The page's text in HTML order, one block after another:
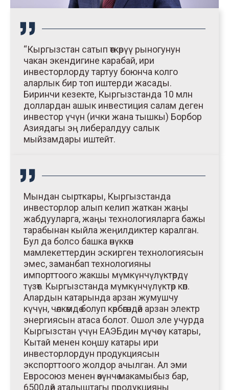
“Кыргызстан сатып өткөрүү рыногунун
чакан экендигине карабай, ири
инвесторлорду тартуу боюнча колго
аларлык бир топ иштерди жасады.
Биринчи кезекте, Кыргызстанда 10 млн
доллардан ашык инвестиция салам деген
инвестор үчүн (ички жана тышкы) Борбор
Азиядагы эң либералдуу салык
мыйзамдары иштейт.
Мындан сырткары, Кыргызстанда
инвесторлор алып келип жаткан жаңы
жабдууларга, жаңы технологияларга бажы
тарабынан кыйла жеңилдиктер каралган.
Бул да болсо башка өнүккөн
мамлекеттердин эскирген технологиясын
эмес, заманбап технологияны
импорттоого жакшы мүмкүнчүлүктөрдү
түзөт. Кыргызстанда мүмкүнчүлүктөр көп.
Алардын катарында арзан жумушчу
күчүн, чөлкөмдө болуп көрбөгөндөй арзан электр
энергиясын атаса болот. Ошол эле учурда
Кыргызстан үчүн ЕАЭБдин мүчөсү катары,
Кытай менен коңшу катары ири
инвесторлордун продукциясын
экспорттоого жолдор ачылган. Ал эми
Евросоюз менен өзүнчө макамыбыз бар,
6500дөй аталыштагы продукцияны